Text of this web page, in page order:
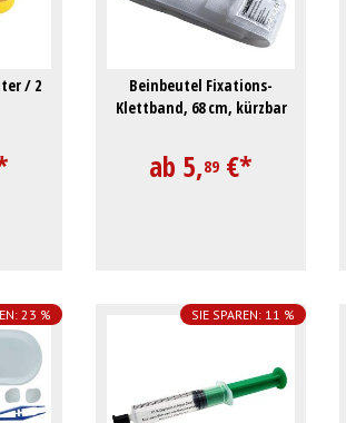
/ 2
Beinbeutel Fixations-
Klettband, 68 cm, kürzbar
ab 5,89 €*
23 % SIE SPAREN: 11 %